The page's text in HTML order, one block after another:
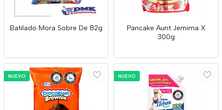
Batilado Mora Sobre De 82g
Pancake Aunt Jemima X
300g
NUEVO NUEVO